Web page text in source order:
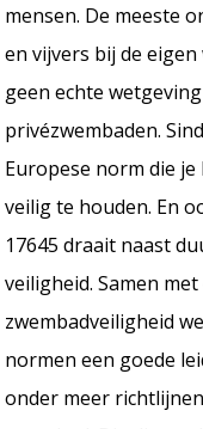
mensen. De meeste
en vijvers bij de
geen echte
privézwembaden.
Europese norm die
veilig te houden. En
17645 draait naast
veiligheid. Samen
zwembadveiligheid
normen een goede
onder meer